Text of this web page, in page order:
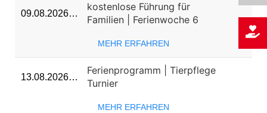
09.08.2026…
kostenlose Führung für
Familien | Ferienwoche 6
MEHR ERFAHREN
13.08.2026…
Ferienprogramm | Tierpflege
Turnier
MEHR ERFAHREN